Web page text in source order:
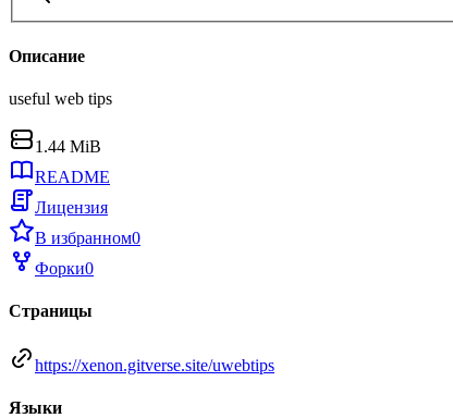
Описание
useful web tips
1.44 MiB
README
Лицензия
В избранном0
Форки0
Страницы
https://xenon.gitverse.site/uwebtips
Языки